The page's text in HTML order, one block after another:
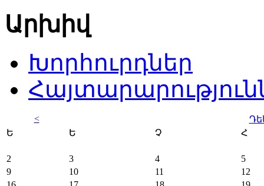
Արխիվ
Խորհուրդներ
<
Ե
Ե Չ Հ
2 3 4
5
9
10 11
12